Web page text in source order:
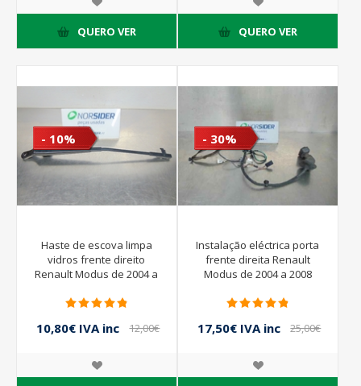
QUERO VER QUERO VER
- 10%
Haste de escova limpa
vidros frente direito
Renault Modus de 2004 a
10,80€ IVA inc
12,00€
- 30%
Instalação eléctrica porta
frente direita Renault
Modus de 2004 a 2008
17,50€ IVA inc
25,00€